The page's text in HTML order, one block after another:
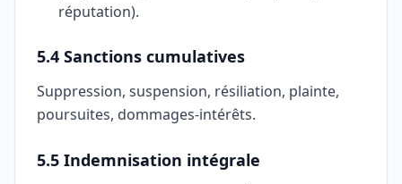
réputation).
5.4 Sanctions cumulatives
Suppression, suspension, résiliation, plainte,
poursuites, dommages-intérêts.
5.5 Indemnisation intégrale